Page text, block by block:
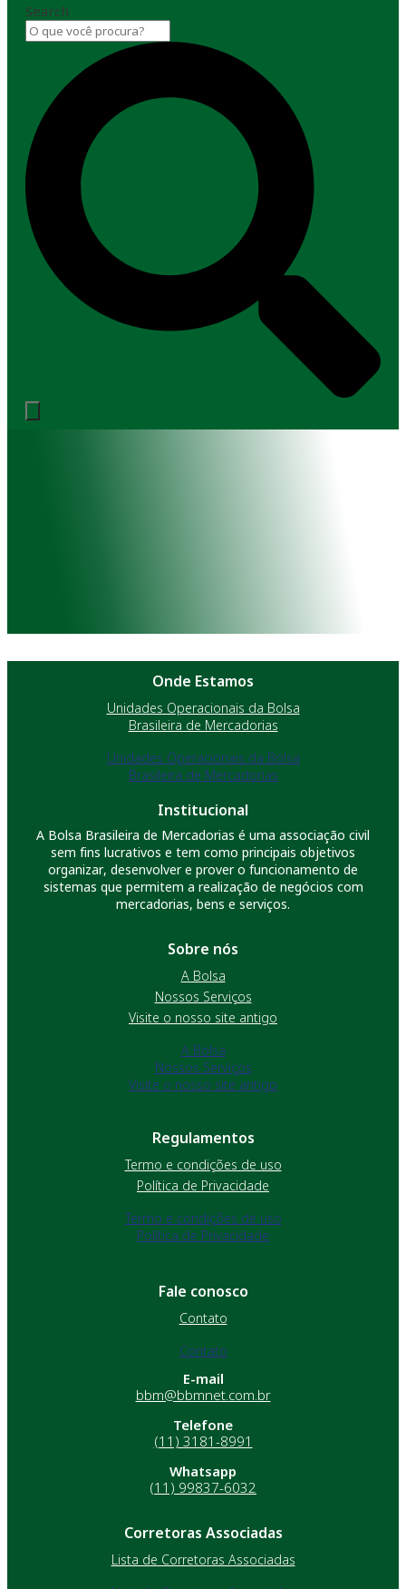
Search
Onde Estamos
Unidades Operacionais da Bolsa
Brasileira de Mercadorias
Unidades Operacionais da Bolsa
Brasileira de Mercadorias
Institucional
A Bolsa Brasileira de Mercadorias é uma associação civil
sem fins lucrativos e tem como principais objetivos
organizar, desenvolver e prover o funcionamento de
sistemas que permitem a realização de negócios com
mercadorias, bens e serviços.
Sobre nós
A Bolsa
Nossos Serviços
Visite o nosso site antigo
A Bolsa
Nossos Serviços
Visite o nosso site antigo
Regulamentos
Termo e condições de uso
Política de Privacidade
Termo e condições de uso
Política de Privacidade
Fale conosco
Contato
Contato
E-mail
bbm@bbmnet.com.br
Telefone
(11) 3181-8991
Whatsapp
(11) 99837-6032
Corretoras Associadas
Lista de Corretoras Associadas